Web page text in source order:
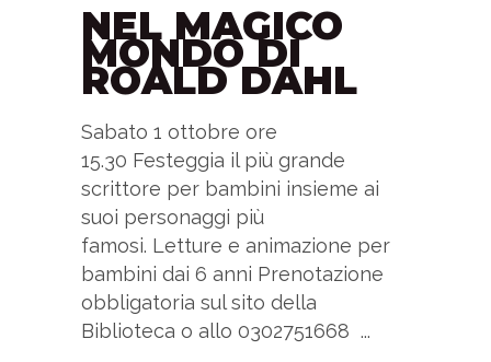
NEL MAGICO
MONDO DI
ROALD DAHL
Sabato 1 ottobre ore
15.30 Festeggia il più grande
scrittore per bambini insieme ai
suoi personaggi più
famosi. Letture e animazione per
bambini dai 6 anni Prenotazione
obbligatoria sul sito della
Biblioteca o allo 0302751668 ...